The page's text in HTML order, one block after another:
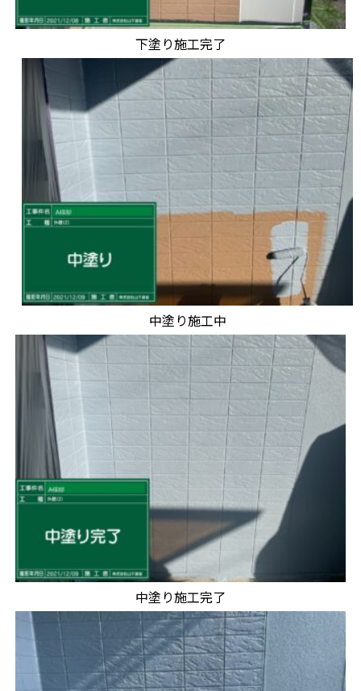
下塗り施工完了
中塗り施工中
中塗り施工完了